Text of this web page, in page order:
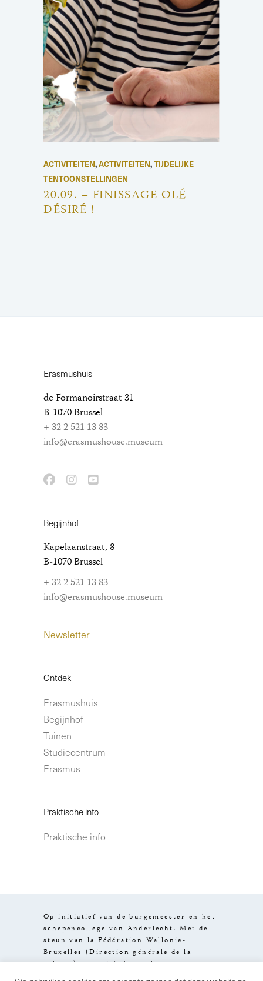
ACTIVITEITEN,ACTIVITEITEN,TIJDELIJKE
TENTOONSTELLINGEN
20.09. – FINISSAGE OLÉ
DÉSIRÉ !
Erasmushuis
de Formanoirstraat 31
B-1070 Brussel
+ 32 2 521 13 83
info@erasmushouse.museum
Begijnhof
Kapelaanstraat, 8
B-1070 Brussel
+ 32 2 521 13 83
info@erasmushouse.museum
Newsletter
Ontdek
Erasmushuis
Begijnhof
Tuinen
Studiecentrum
Erasmus
Praktische info
Praktische info
Op initiatief van de burgemeester en het
schepencollege van Anderlecht. Met de
steun van la Fédération Wallonie-
Bruxelles (Direction générale de la
culture), van visit.brussels en van
het Brussels Hoofdstedelijk Gewest.